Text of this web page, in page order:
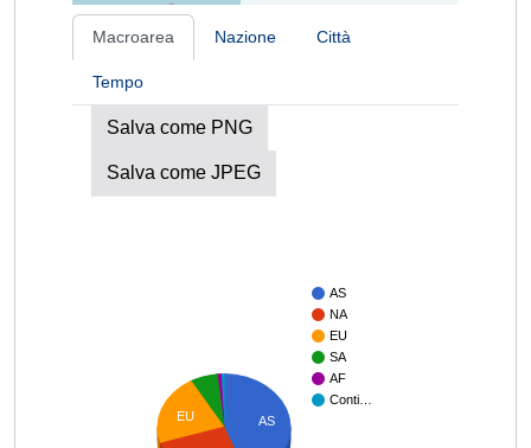
Macroarea Nazione Città
Tempo
Salva come PNG
Salva come JPEG
AS
NA
EU
SA
AF
Conti…
AS
EU